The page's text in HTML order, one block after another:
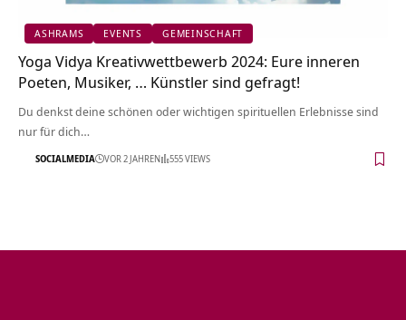
ASHRAMS EVENTS GEMEINSCHAFT
Yoga Vidya Kreativwettbewerb 2024: Eure inneren
Poeten, Musiker, … Künstler sind gefragt!
Du denkst deine schönen oder wichtigen spirituellen Erlebnisse sind
nur für dich…
SOCIALMEDIA VOR 2 JAHREN 555 VIEWS